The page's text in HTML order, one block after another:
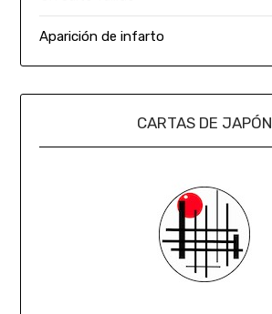
Aparición de infarto
CARTAS DE JAPÓN